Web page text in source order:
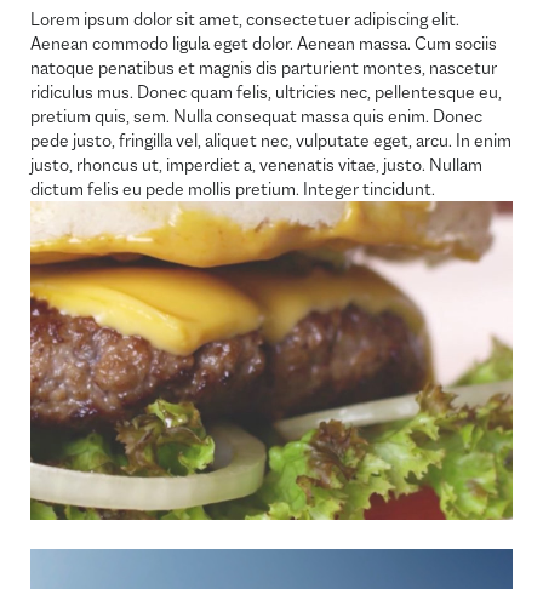
Lorem ipsum dolor sit amet, consectetuer adipiscing elit.
Aenean commodo ligula eget dolor. Aenean massa. Cum sociis
natoque penatibus et magnis dis parturient montes, nascetur
ridiculus mus. Donec quam felis, ultricies nec, pellentesque eu,
pretium quis, sem. Nulla consequat massa quis enim. Donec
pede justo, fringilla vel, aliquet nec, vulputate eget, arcu. In enim
justo, rhoncus ut, imperdiet a, venenatis vitae, justo. Nullam
dictum felis eu pede mollis pretium. Integer tincidunt.